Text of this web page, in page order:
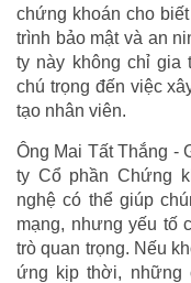
chứng khoán cho
trình bảo mật và an
ty này không chỉ gia
chú trọng đến việc
tạo nhân viên.
Ông Mai Tất Thắng -
ty Cổ phần Chứng
nghệ có thể giúp
mạng, nhưng yếu tố
trò quan trọng. Nếu
ứng kịp thời, những